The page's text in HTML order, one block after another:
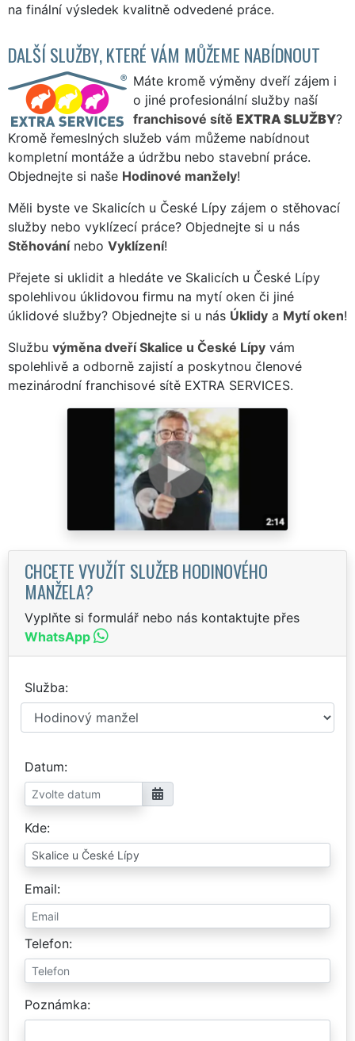
na finální výsledek kvalitně odvedené práce.
DALŠÍ SLUŽBY, KTERÉ VÁM MŮŽEME NABÍDNOUT
Máte kromě výměny dveří zájem i
o jiné profesionální služby naší
franchisové sítě EXTRA SLUŽBY?
Kromě řemeslných služeb vám můžeme nabídnout
kompletní montáže a údržbu nebo stavební práce.
Objednejte si naše Hodinové manžely!
Měli byste ve Skalicích u České Lípy zájem o stěhovací
služby nebo vyklízecí práce? Objednejte si u nás
Stěhovánínebo Vyklízení!
Přejete si uklidit a hledáte ve Skalicích u České Lípy
spolehlivou úklidovou firmu na mytí oken či jiné
úklidové služby? Objednejte si u nás Úklidy a Mytí oken!
Službu výměna dveří Skalice u České Lípy vám
spolehlivě a odborně zajistí a poskytnou členové
mezinárodní franchisové sítě EXTRA SERVICES.
CHCETE VYUŽÍT SLUŽEB HODINOVÉHO
MANŽELA?
Vyplňte si formulář nebo nás kontaktujte přes
WhatsApp
Služba
Datum
Kde
Email
Telefon
Poznámka